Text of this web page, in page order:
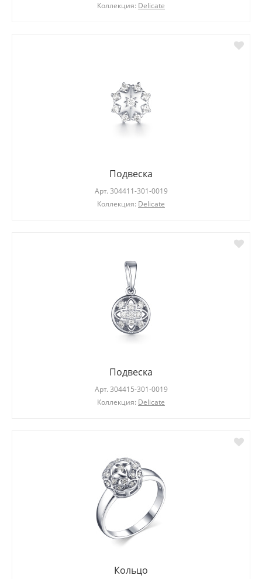
Коллекция: Delicate
Подвеска
Арт. 304411-301-0019
Коллекция: Delicate
Подвеска
Арт. 304415-301-0019
Коллекция: Delicate
Кольцо